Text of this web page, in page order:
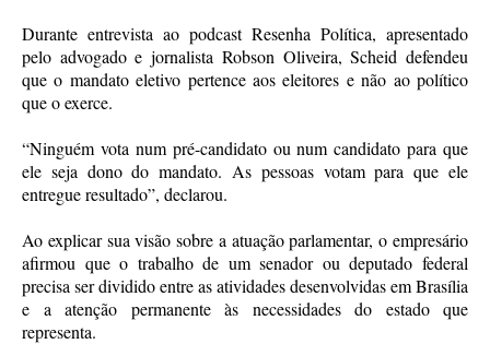
Durante entrevista ao podcast Resenha Política, apresentado
pelo advogado e jornalista Robson Oliveira, Scheid defendeu
que o mandato eletivo pertence aos eleitores e não ao político
que o exerce.
“Ninguém vota num pré-candidato ou num candidato para que
ele seja dono do mandato. As pessoas votam para que ele
entregue resultado”, declarou.
Ao explicar sua visão sobre a atuação parlamentar, o empresário
afirmou que o trabalho de um senador ou deputado federal
precisa ser dividido entre as atividades desenvolvidas em Brasília
e a atenção permanente às necessidades do estado que
representa.